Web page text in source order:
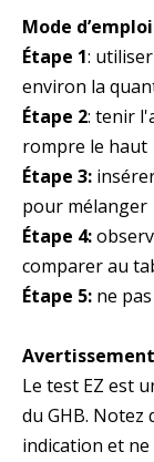
Mode
Étape 1:
environ la
Étape 2: tenir
rompre le haut
Étape 3:
pour mélanger
Étape 4:
comparer au
Étape 5: ne
Avertissement
Le test EZ est
du GHB. Notez
indication et